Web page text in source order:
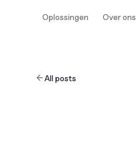
All posts
Oplossingen Over ons